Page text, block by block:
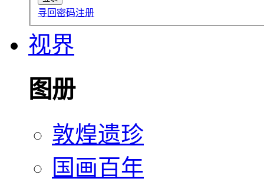
寻回密码注册
视界
图册
敦煌遗珍
国画百年